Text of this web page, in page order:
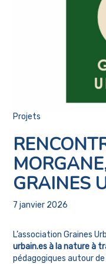
Projets
GRAINES
7 janvier 2026
L’association Graines
urbain.es à la nature à
pédagogiques autour